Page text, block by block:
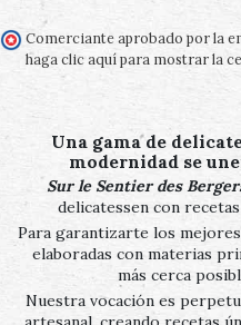
Comerciante aprobado por la
haga clic aquí para mostrar la
Una gama de
modernidad se
Sur le Sentier des
delicatessen con
Para garantizarte los
elaboradas con materias
más cerca
Nuestra vocación es